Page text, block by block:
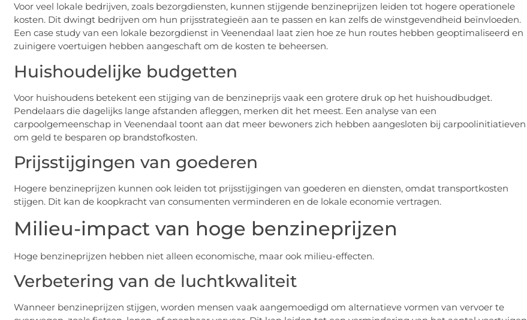
Voor veel lokale bedrijven, zoals bezorgdiensten, kunnen stijgende benzineprijzen leiden tot hogere operationele
kosten. Dit dwingt bedrijven om hun prijsstrategieën aan te passen en kan zelfs de winstgevendheid beïnvloeden.
Een case study van een lokale bezorgdienst in Veenendaal laat zien hoe ze hun routes hebben geoptimaliseerd en
zuinigere voertuigen hebben aangeschaft om de kosten te beheersen.
Huishoudelijke budgetten
Voor huishoudens betekent een stijging van de benzineprijs vaak een grotere druk op het huishoudbudget.
Pendelaars die dagelijks lange afstanden afleggen, merken dit het meest. Een analyse van een
carpoolgemeenschap in Veenendaal toont aan dat meer bewoners zich hebben aangesloten bij carpoolinitiatieven
om geld te besparen op brandstofkosten.
Prijsstijgingen van goederen
Hogere benzineprijzen kunnen ook leiden tot prijsstijgingen van goederen en diensten, omdat transportkosten
stijgen. Dit kan de koopkracht van consumenten verminderen en de lokale economie vertragen.
Milieu-impact van hoge benzineprijzen
Hoge benzineprijzen hebben niet alleen economische, maar ook milieu-effecten.
Verbetering van de luchtkwaliteit
Wanneer benzineprijzen stijgen, worden mensen vaak aangemoedigd om alternatieve vormen van vervoer te